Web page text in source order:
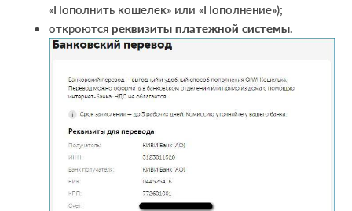
«Пополнить кошелек» или «Пополнение»);
откроютсяреквизиты платежной системы.